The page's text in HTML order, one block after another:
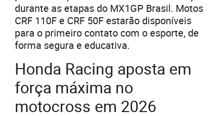
durante as etapas do MX1GP Brasil. Motos
CRF 110F e CRF 50F estarão disponíveis
para o primeiro contato com o esporte, de
forma segura e educativa.
Honda Racing aposta em
força máxima no
motocross em 2026